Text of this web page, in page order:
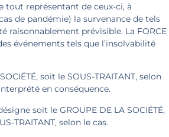
tout représentant de ceux-ci, à
de pandémie) la survenance de tels
raisonnablement prévisible. La FORCE
événements tels que l’insolvabilité
soit le SOUS-TRAITANT, selon
en conséquence.
soit le GROUPE DE LA SOCIÉTÉ,
TRAITANT, selon le cas.